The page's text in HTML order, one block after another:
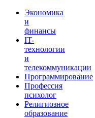
Экономика
и
финансы
IT-
технологии
и
телекоммуникации
Программирование
Профессия
психолог
Религиозное
образование